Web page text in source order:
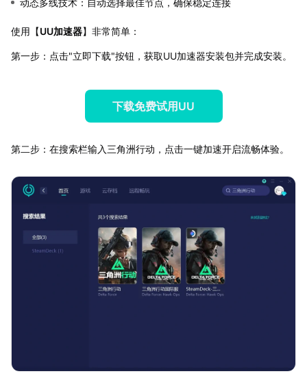
使用【UU加速器】非常简单：
第一步：点击"立即下载"按钮，获取UU加速器安装包并完成安装。
下载免费试用UU
第二步：在搜索栏输入三角洲行动，点击一键加速开启流畅体验。